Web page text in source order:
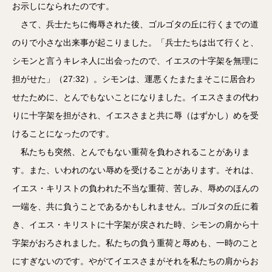
お示しになられたのです。
さて、兵士たちに侮辱された後、ゴルゴタの丘に行くまでの道
のりで小さな出来事が起こりました。「兵士たちは出て行くと、
シモンと言うキレネ人に出会ったので、イエスの十字架を無理に
担がせた」（27:32）。シモンは、運悪くたまたまそこに居合わ
せたために、とんでもないことになりました。イエスさまの代わ
りに十字架を担がされ、イエスさまと共に辱（はずかし）めを受
けることになったのです。
私たちも突然、とんでもない重荷を負わされることがありま
す。また、いわれのない辱めを受けることがあります。それは、
イエス・キリストの負われた不当な重荷、苦しみ、辱めのほんの
一端を、共に負うことであるかもしれません。ゴルゴタの丘に着
き、イエス・キリストに十字架が戻された時、シモンの肩から十
字架がおろされました。私たちの負う重荷と辱めも、一時のこと
にすぎないのです。やがてイエスさまがそれを私たちの肩からお